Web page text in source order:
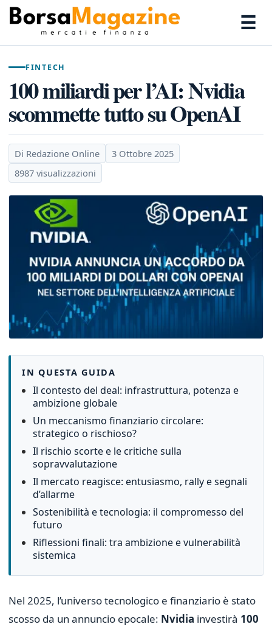
☰
FINTECH
100 miliardi per l’AI: Nvidia
scommette tutto su OpenAI
Di Redazione Online
3 Ottobre 2025
8987 visualizzazioni
IN QUESTA GUIDA
Il contesto del deal: infrastruttura, potenza e
ambizione globale
Un meccanismo finanziario circolare:
strategico o rischioso?
Il rischio scorte e le critiche sulla
sopravvalutazione
Il mercato reagisce: entusiasmo, rally e segnali
d’allarme
Sostenibilità e tecnologia: il compromesso del
futuro
Riflessioni finali: tra ambizione e vulnerabilità
sistemica
Nel 2025, l’universo tecnologico e finanziario è stato
scosso da un annuncio epocale: Nvidia investirà 100